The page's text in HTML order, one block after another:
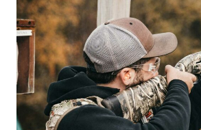
TEST
DU
PISTOLET
À
PLOMB
QUI
NE
VOUS
PREND